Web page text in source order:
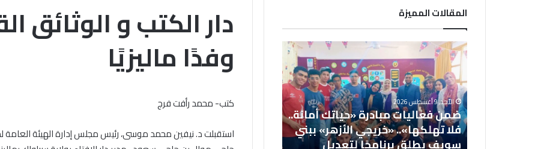
دار الكتب و الوثائق
وفدًا ماليزيًا
كتب- محمد رأفت فرج
استقبلت د. نيفين محمد موسى، رئيس مجلس إدارة الهيئة العامة
المقالات المميزة
ضمن
فعاليات
مبادرة
«حياتك
أمانة..
فلا
تهلكها»..
«خريجي
الأحد, 9 أغسطس 2026
ضمن فعاليات مبادرة «حياتك أمانة..
فلا تهلكها».. «خريجي الأزهر» ببني
سويف يطلق برنامجًا لتعديل
العزة»
الـ
252
تنطلق
بأكثر
من
قافة «زاد العزة» الـ 252 تنطلق
بأكثر من 4226 طنًا من المساعدات
الشريف
الأحد, 9 أغسطس 2026
«الإفتاء» توضح